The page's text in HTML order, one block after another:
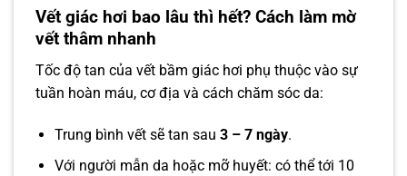
Vết giác hơi bao lâu thì hết? Cách làm mờ
vết thâm nhanh
Tốc độ tan của vết bầm giác hơi phụ thuộc vào sự
tuần hoàn máu, cơ địa và cách chăm sóc da:
Trung bình vết sẽ tan sau 3 – 7 ngày.
Với người mẫn da hoặc mỡ huyết: có thể tới 10